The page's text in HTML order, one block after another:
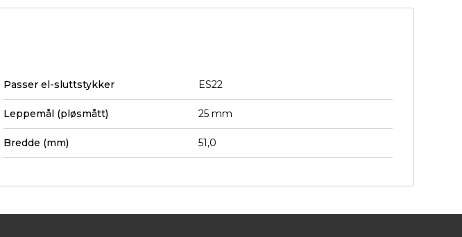
Passer el-sluttstykker ES22
Leppemål (pløsmått) 25 mm
Bredde (mm) 51,0